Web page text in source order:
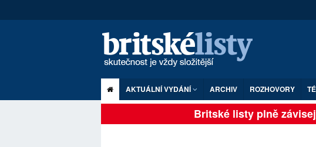
AKTUÁLNÍ VYDÁNÍ ARCHIV ROZHOVORY
Britské listy plně